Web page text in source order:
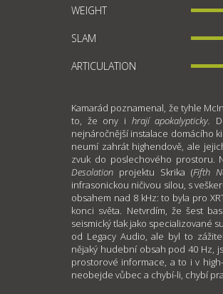
WEIGHT
SLAM
ARTICULATION
Kamarád poznamenal, že tyhle
to, že ony i hrají apokalypticky.
nejnáročnější instalace domácího
neumí zahrát highendově, ale
zvuk do poslechového prostoru.
Desolation projektu Skrika (Fifth
infrasonickou ničivou silou, s
obsahem nad 8 kHz: to byla pro
konci světa. Netvrdím, že šest
seismický tlak jako specializované
od Legacy Audio, ale byl to
nějaký hudební obsah pod 40 Hz,
prostorové informace, a to i v
neobejde vůbec a chybí-li, chybí